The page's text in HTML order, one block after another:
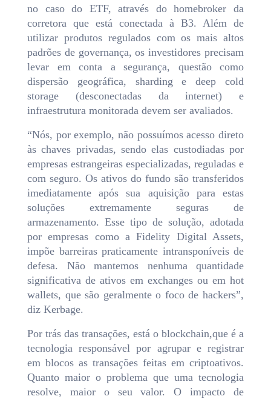
no caso do ETF, através do homebroker da
corretora que está conectada à B3. Além de
utilizar produtos regulados com os mais altos
padrões de governança, os investidores precisam
levar em conta a segurança, questão como
dispersão geográfica, sharding e deep cold
storage (desconectadas da internet) e
infraestrutura monitorada devem ser avaliados.
“Nós, por exemplo, não possuímos acesso direto
às chaves privadas, sendo elas custodiadas por
empresas estrangeiras especializadas, reguladas e
com seguro. Os ativos do fundo são transferidos
imediatamente após sua aquisição para estas
soluções extremamente seguras de
armazenamento. Esse tipo de solução, adotada
por empresas como a Fidelity Digital Assets,
impõe barreiras praticamente intransponíveis de
defesa. Não mantemos nenhuma quantidade
significativa de ativos em exchanges ou em hot
wallets, que são geralmente o foco de hackers”,
diz Kerbage.
Por trás das transações, está o blockchain,que é a
tecnologia responsável por agrupar e registrar
em blocos as transações feitas em criptoativos.
Quanto maior o problema que uma tecnologia
resolve, maior o seu valor. O impacto de